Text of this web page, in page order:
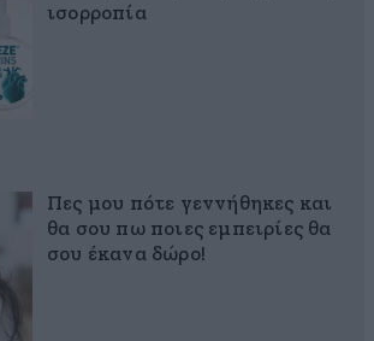
ισορροπία
Πες μου πότε γεννήθηκες και
θα σου πω ποιες εμπειρίες θα
σου έκανα δώρο!